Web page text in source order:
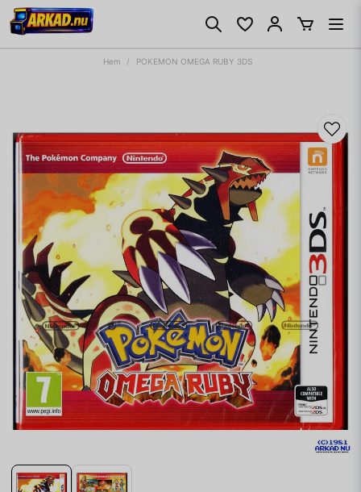
Hem POKEMON OMEGA RUBY 3DS